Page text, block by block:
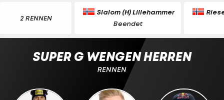
2 RENNEN
Slalom (H) Lillehammer
Beendet
SUPER G WENGEN HERREN
RENNEN